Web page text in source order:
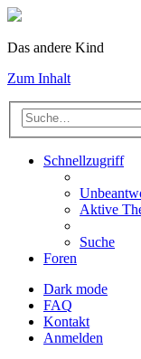
Das andere Kind
Zum Inhalt
Schnellzugriff
Aktive
Suche
Foren
Dark mode
FAQ
Kontakt
Anmelden